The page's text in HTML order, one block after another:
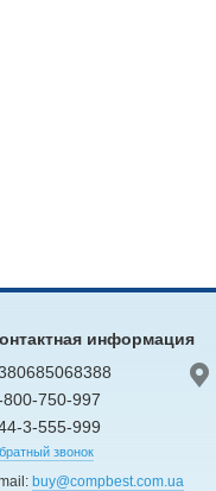
информация
800-750-997
3-555-999
звонок
buy@compbest.com.ua